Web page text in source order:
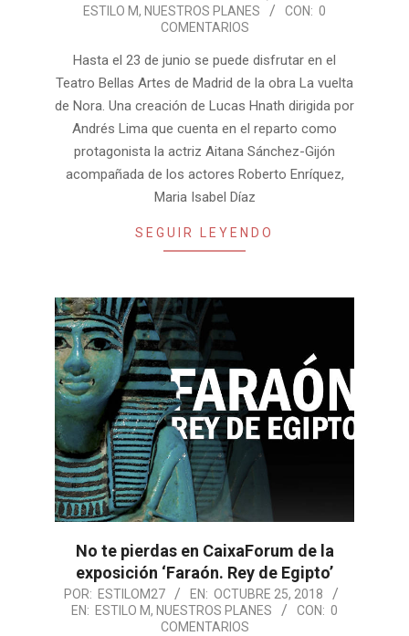
ESTILO M, NUESTROS PLANES CON: 0
COMENTARIOS
Hasta el 23 de junio se puede disfrutar en el
Teatro Bellas Artes de Madrid de la obra La vuelta
de Nora. Una creación de Lucas Hnath dirigida por
Andrés Lima que cuenta en el reparto como
protagonista la actriz Aitana Sánchez-Gijón
acompañada de los actores Roberto Enríquez,
Maria Isabel Díaz
SEGUIR LEYENDO
No te pierdas en CaixaForum de la
exposición ‘Faraón. Rey de Egipto’
2018-
10-
POR: ESTILOM27 EN: OCTUBRE 25, 2018
EN: ESTILO M, NUESTROS PLANES CON: 0
COMENTARIOS